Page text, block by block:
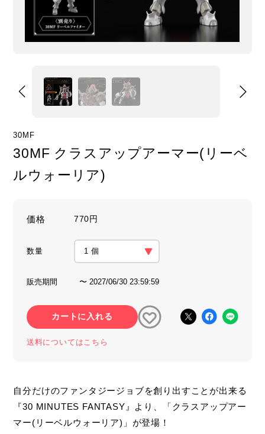
30MF
30MF クラスアップアーマー(リーベ
ルウォーリア)
価格 770円
数量
販売期間 〜 2027/06/30 23:59:59
カートに入れる
送料についてはこちら
自分だけのファンタジージョブを創り出すことが出来る
『30 MINUTES FANTASY』より、「クラスアップアー
マー(リーベルウォーリア)」が登場！